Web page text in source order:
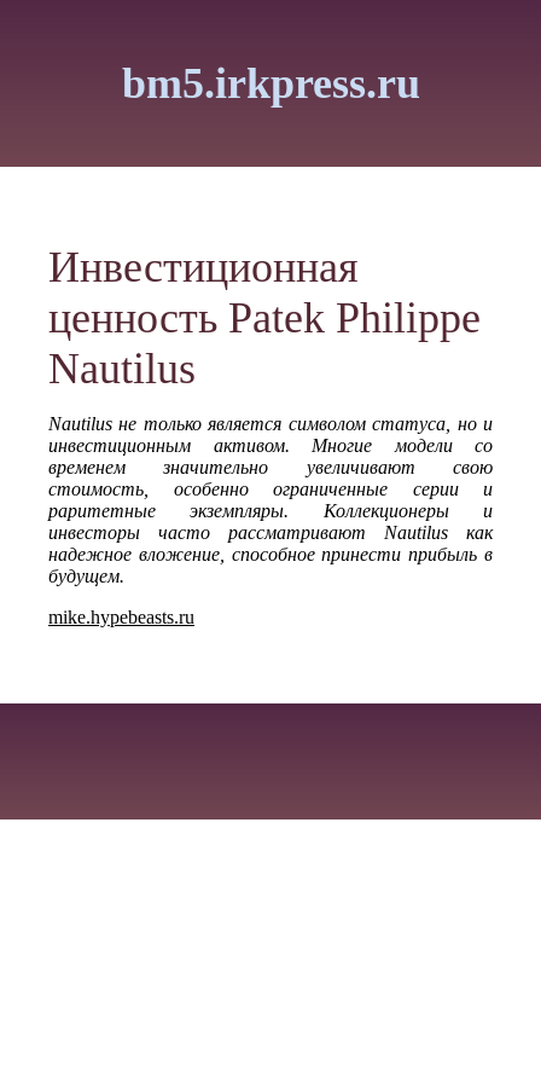
bm5.irkpress.ru
Инвестиционная
ценность Patek Philippe
Nautilus
Nautilus не только является символом статуса, но и
инвестиционным активом. Многие модели со
временем значительно увеличивают свою
стоимость, особенно ограниченные серии и
раритетные экземпляры. Коллекционеры и
инвесторы часто рассматривают Nautilus как
надежное вложение, способное принести прибыль в
будущем.
mike.hypebeasts.ru